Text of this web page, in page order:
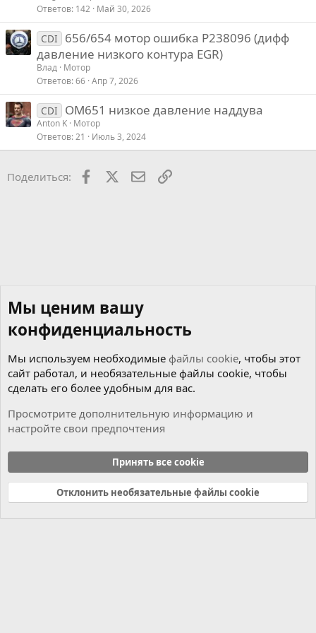
Ответов 142 Май 30, 2026
CDI
656/654 мотор ошибка P238096 (дифф
давление низкого контура EGR)
Влад Мотор
Ответов 66 Апр 7, 2026
CDI OM651 низкое давление наддува
Anton K Мотор
Ответов 21 Июль 3, 2024
Поделиться: Facebook ПочтаСсылкой
Cookies
Russian (RU)
Связь с нами
Условия и правила
Политика конфиденциальности
Справка Главная
R
Мы ценим вашу
конфиденциальность
Мы используем необходимые файлы cookie, чтобы этот
сайт работал, и необязательные файлы cookie, чтобы
сделать его более удобным для вас.
Просмотрите дополнительную информацию и
настройте свои предпочтения
Принять все cookie
Отклонить необязательные файлы cookie